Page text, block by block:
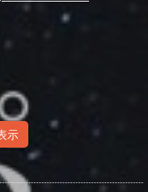
示